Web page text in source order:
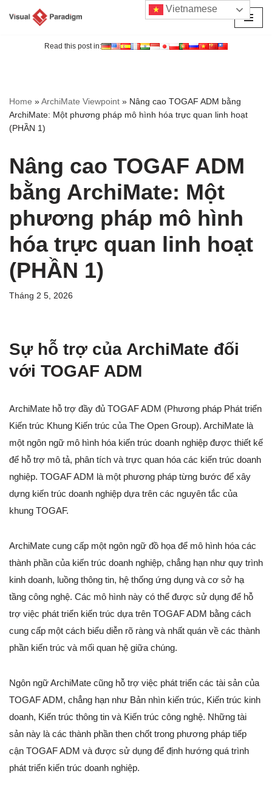
Read this post in:
Home »ArchiMate Viewpoint » Nâng cao TOGAF ADM bằng
ArchiMate: Một phương pháp mô hình hóa trực quan linh hoạt
(PHẦN 1)
Nâng cao TOGAF ADM
bằng ArchiMate: Một
phương pháp mô hình
hóa trực quan linh hoạt
(PHẦN 1)
Tháng 2 5, 2026
Sự hỗ trợ của ArchiMate đối
với TOGAF ADM
ArchiMate hỗ trợ đầy đủ TOGAF ADM (Phương pháp Phát triển
Kiến trúc Khung Kiến trúc của The Open Group). ArchiMate là
một ngôn ngữ mô hình hóa kiến trúc doanh nghiệp được thiết kế
để hỗ trợ mô tả, phân tích và trực quan hóa các kiến trúc doanh
nghiệp. TOGAF ADM là một phương pháp từng bước để xây
dựng kiến trúc doanh nghiệp dựa trên các nguyên tắc của
khung TOGAF.
ArchiMate cung cấp một ngôn ngữ đồ họa để mô hình hóa các
thành phần của kiến trúc doanh nghiệp, chẳng hạn như quy trình
kinh doanh, luồng thông tin, hệ thống ứng dụng và cơ sở hạ
tầng công nghệ. Các mô hình này có thể được sử dụng để hỗ
trợ việc phát triển kiến trúc dựa trên TOGAF ADM bằng cách
cung cấp một cách biểu diễn rõ ràng và nhất quán về các thành
phần kiến trúc và mối quan hệ giữa chúng.
Ngôn ngữ ArchiMate cũng hỗ trợ việc phát triển các tài sản của
TOGAF ADM, chẳng hạn như Bản nhìn kiến trúc, Kiến trúc kinh
doanh, Kiến trúc thông tin và Kiến trúc công nghệ. Những tài
sản này là các thành phần then chốt trong phương pháp tiếp
cận TOGAF ADM và được sử dụng để định hướng quá trình
phát triển kiến trúc doanh nghiệp.
Vietnamese